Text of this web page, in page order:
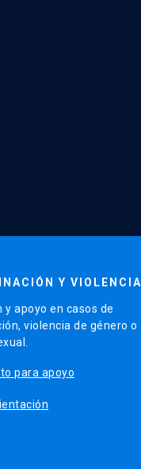
Y VIOLENCIA
y apoyo en casos de
violencia de género o
para apoyo